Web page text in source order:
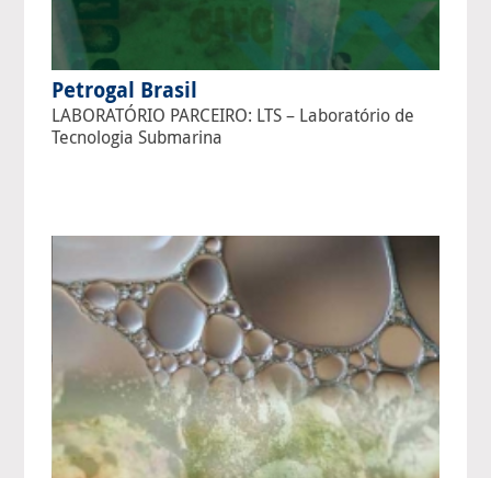
Petrogal Brasil
LABORATÓRIO PARCEIRO: LTS – Laboratório de
Tecnologia Submarina